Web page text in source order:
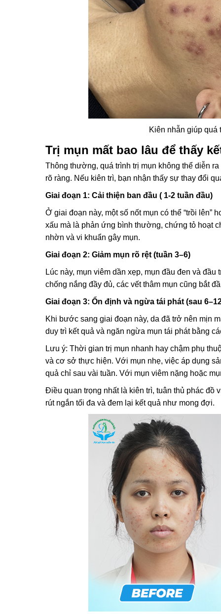
Kiên nhẫn giúp quá
Trị mụn mất bao lâu để thấy
Thông thường, quá trình trị mụn không thể diễn
rõ ràng. Nếu kiên trì, bạn nhận thấy sự thay đổi
Giai đoạn 1: Cải thiện ban đầu ( 1-2 tuần đầu)
Ở giai đoạn này, một số nốt mụn có thể “trồi lên”
xấu mà là phản ứng bình thường, chứng tỏ hoạt
nhờn và vi khuẩn gây mụn.
Giai đoạn 2: Giảm mụn rõ rệt (tuần 3–6)
Lúc này, mụn viêm dần xẹp, mụn đầu đen và
chống nắng đầy đủ, các vết thâm mụn cũng bắt
Giai đoạn 3: Ổn định và ngừa tái phát (sau
Khi bước sang giai đoạn này, da đã trở nên mịn
duy trì kết quả và ngăn ngừa mụn tái phát bằng
Lưu ý: Thời gian trị mụn nhanh hay chậm phụ
và cơ sở thực hiện. Với mụn nhẹ, việc áp dụng
quả chỉ sau vài tuần. Với mụn viêm nặng hoặc
Điều quan trọng nhất là kiên trì, tuân thủ phác đồ
rút ngắn tối đa và đem lại kết quả như mong đợi.